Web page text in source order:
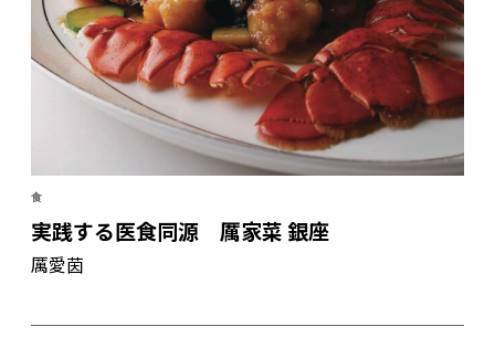
食
実践する医食同源 厲家菜 銀座
厲愛茵